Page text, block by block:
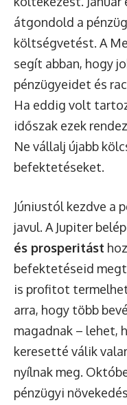
átgondold a
költségvetést. A
segít abban, hogy
pénzügyeidet és
Ha eddig volt
időszak ezek
Ne vállalj újabb
befektetéseket.
Júniustól kezdve a
javul. A Jupiter
és prosperitást
befektetéseid
is profitot
arra, hogy több
magadnak – lehet,
keresetté válik
nyílnak meg.
pénzügyi